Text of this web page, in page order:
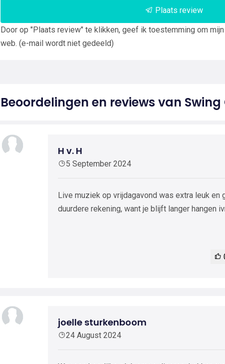
Plaats review
Door op "Plaats review" te klikken, geef ik toestemming om
web. (e-mail wordt niet gedeeld)
Beoordelingen en reviews van Swing
H v. H
5 September 2024
Live muziek op vrijdagavond was extra leuk en
duurdere rekening, want je blijft langer hangen
joelle sturkenboom
24 August 2024